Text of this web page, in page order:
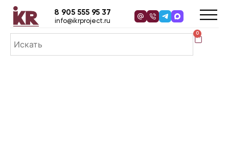
0
8 905 555 95 37
info@ikrproject.ru